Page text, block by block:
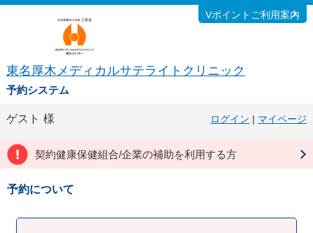
東名厚木メディカルサテライトクリニック
予約システム
Vポイントご利用案内
ゲスト 様 ログイン | マイページ
契約健康保健組合/企業の補助を利用する方
予約について